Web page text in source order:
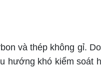
và thép không gỉ.
hướng khó kiểm soát